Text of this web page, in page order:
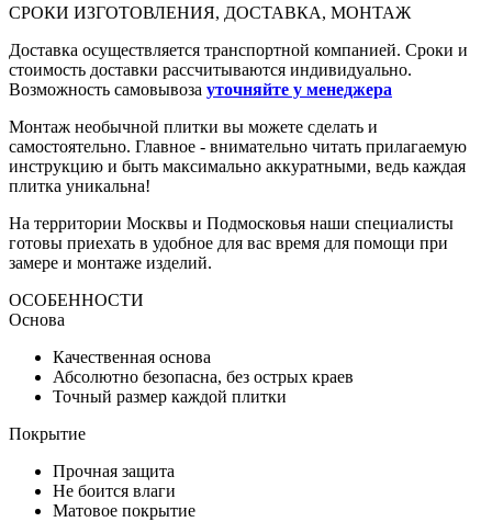
СРОКИ ИЗГОТОВЛЕНИЯ, ДОСТАВКА, МОНТАЖ
Доставка осуществляется транспортной компанией. Сроки и
стоимость доставки рассчитываются индивидуально.
Возможность самовывоза уточняйте у менеджера
Монтаж необычной плитки вы можете сделать и
самостоятельно. Главное - внимательно читать прилагаемую
инструкцию и быть максимально аккуратными, ведь каждая
плитка уникальна!
На территории Москвы и Подмосковья наши специалисты
готовы приехать в удобное для вас время для помощи при
замере и монтаже изделий.
ОСОБЕННОСТИ
Основа
Качественная основа
Абсолютно безопасна, без острых краев
Точный размер каждой плитки
Покрытие
Прочная защита
Не боится влаги
Матовое покрытие